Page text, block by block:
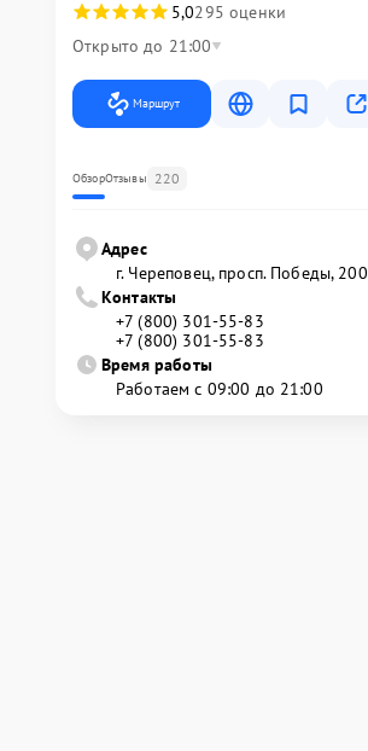
5,0295 оценки
Открыто до 21:00
Маршрут
ОбзорОтзывы 220
Адрес
г. Череповец, просп. Победы, 200
Контакты
+7 (800) 301-55-83
+7 (800) 301-55-83
Время работы
Работаем с 09:00 до 21:00